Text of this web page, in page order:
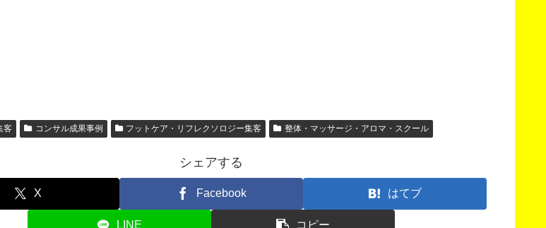
客 コンサル成果事例 フットケア・リフレクソロジー集客 整体・マッサージ・アロマ・スクール
シェアする
X Facebook はてブ
LINE コピー